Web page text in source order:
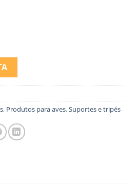
RODADO STYLE 825*1900 MM
, Produtos para aves,Suportes e tripés